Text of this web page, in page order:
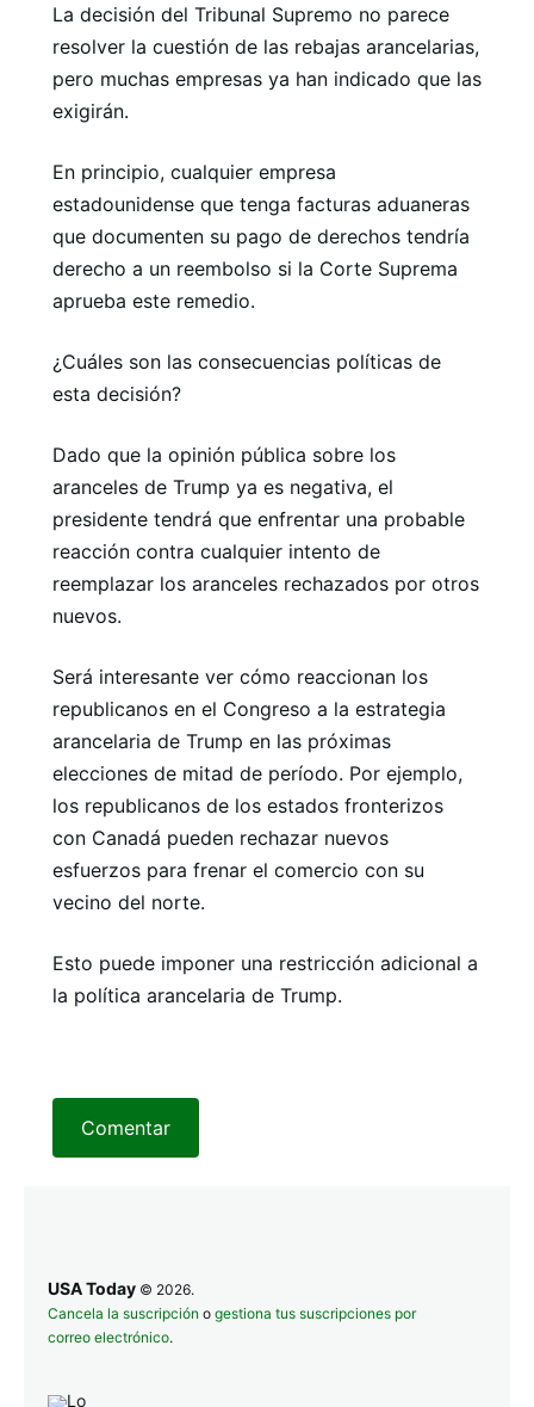
La decisión del Tribunal Supremo no parece
resolver la cuestión de las rebajas arancelarias,
pero muchas empresas ya han indicado que las
exigirán.
En principio, cualquier empresa
estadounidense que tenga facturas aduaneras
que documenten su pago de derechos tendría
derecho a un reembolso si la Corte Suprema
aprueba este remedio.
¿Cuáles son las consecuencias políticas de
esta decisión?
Dado que la opinión pública sobre los
aranceles de Trump ya es negativa, el
presidente tendrá que enfrentar una probable
reacción contra cualquier intento de
reemplazar los aranceles rechazados por otros
nuevos.
Será interesante ver cómo reaccionan los
republicanos en el Congreso a la estrategia
arancelaria de Trump en las próximas
elecciones de mitad de período. Por ejemplo,
los republicanos de los estados fronterizos
con Canadá pueden rechazar nuevos
esfuerzos para frenar el comercio con su
vecino del norte.
Esto puede imponer una restricción adicional a
la política arancelaria de Trump.
Comentar
USA Today © 2026.
Cancela la suscripción o gestiona tus suscripciones por
correo electrónico.